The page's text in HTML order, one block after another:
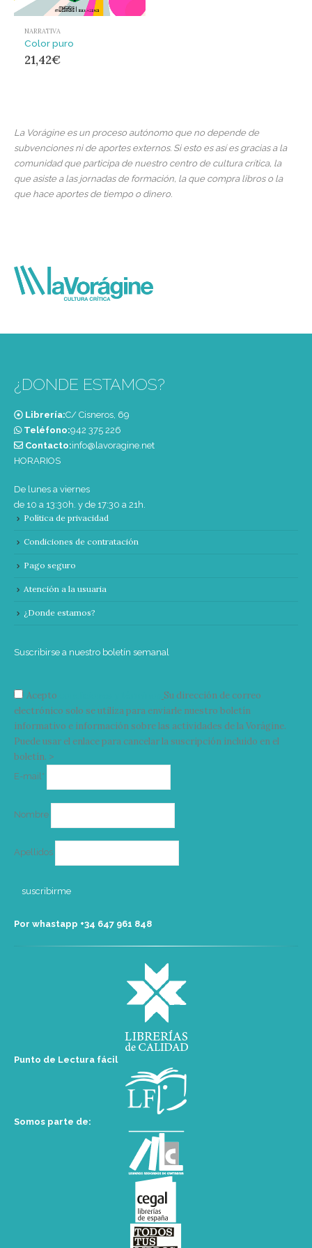
NARRATIVA
Color puro
21,42€
La Vorágine es un proceso autónomo que no depende de
subvenciones ni de aportes externos. Si esto es así es gracias a la
comunidad que participa de nuestro centro de cultura crítica, la
que asiste a las jornadas de formación, la que compra libros o la
que hace aportes de tiempo o dinero.
¿DONDE ESTAMOS?
Librería:C/ Cisneros, 69
Teléfono:‭942 375 226‬
Contacto:info@lavoragine.net
HORARIOS
De lunes a viernes
de 10 a 13:30h. y de 17:30 a 21h.
Política de privacidad
Condiciones de contratación
Pago seguro
Atención a la usuaria
¿Donde estamos?
Suscribirse a nuestro boletín semanal
Acepto
Su dirección de correo
electrónico solo se utiliza para enviarle nuestro boletín
informativo e información sobre las actividades de la Vorágine.
Puede usar el enlace para cancelar la suscripción incluido en el
boletín. >
E-mail*
Nombre
Apellidos
Por whastapp +34 ‭647 961 848‬
Punto de Lectura fácil
Somos parte de: